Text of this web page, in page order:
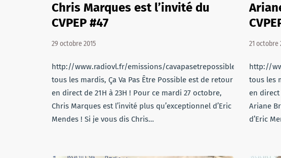
Chris Marques est l’invité du
CVPEP #47
29 octobre 2015
http://www.radiovl.fr/emissions/cavapasetrepossible/
tous les mardis, Ça Va Pas Être Possible est de retour
en direct de 21H à 23H ! Pour ce mardi 27 octobre,
Chris Marques est l’invité plus qu’exceptionnel d’Eric
Mendes ! Si je vous dis Chris…
21 octobre
http://
tous les
en direct
Ariane
d’Eric